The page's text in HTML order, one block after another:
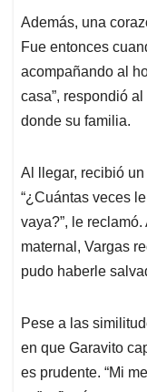
Además, una
Fue entonces
acompañando al
casa”, respondió
donde su familia.
Al llegar, recibió
“¿Cuántas veces
vaya?”, le
maternal, Vargas
pudo haberle
Pese a las
en que Garavito
es prudente. “Mi